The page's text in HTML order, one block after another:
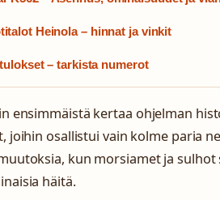
Heinola – hinnat ja vinkit
– tarkista numerot
ensimmäistä kertaa ohjelman
joihin osallistui vain kolme paria
kun morsiamet ja sulhot
häitä.